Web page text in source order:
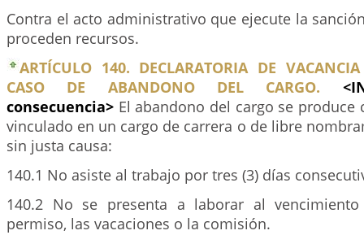
Contra el acto administrativo que ejecute la
proceden recursos.
ARTÍCULO 140. DECLARATORIA DE
CASO DE ABANDONO DEL CARGO.
consecuencia> El abandono del cargo se produce
vinculado en un cargo de carrera o de libre
sin justa causa:
140.1 No asiste al trabajo por tres (3) días
140.2 No se presenta a laborar al
permiso, las vacaciones o la comisión.